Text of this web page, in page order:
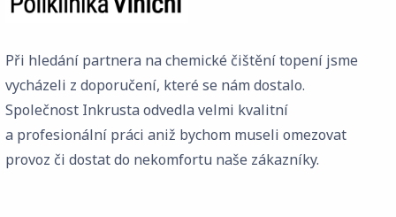
Při hledání partnera na chemické čištění topení jsme
vycházeli z doporučení, které se nám dostalo.
Společnost Inkrusta odvedla velmi kvalitní
a profesionální práci aniž bychom museli omezovat
provoz či dostat do nekomfortu naše zákazníky.